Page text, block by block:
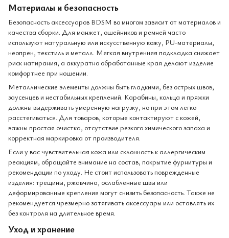
Материалы и безопасность
Безопасность аксессуаров BDSM во многом зависит от материалов и
качества сборки. Для манжет, ошейников и ремней часто
используют натуральную или искусственную кожу, PU-материалы,
неопрен, текстиль и металл. Мягкая внутренняя подкладка снижает
риск натирания, а аккуратно обработанные края делают изделие
комфортнее при ношении.
Металлические элементы должны быть гладкими, без острых швов,
заусенцев и нестабильных креплений. Карабины, кольца и пряжки
должны выдерживать умеренную нагрузку, но при этом легко
расстегиваться. Для товаров, которые контактируют с кожей,
важны простая очистка, отсутствие резкого химического запаха и
корректная маркировка от производителя.
Если у вас чувствительная кожа или склонность к аллергическим
реакциям, обращайте внимание на состав, покрытие фурнитуры и
рекомендации по уходу. Не стоит использовать поврежденные
изделия: трещины, ржавчина, ослабленные швы или
деформированные крепления могут снизить безопасность. Также не
рекомендуется чрезмерно затягивать аксессуары или оставлять их
без контроля на длительное время.
Уход и хранение